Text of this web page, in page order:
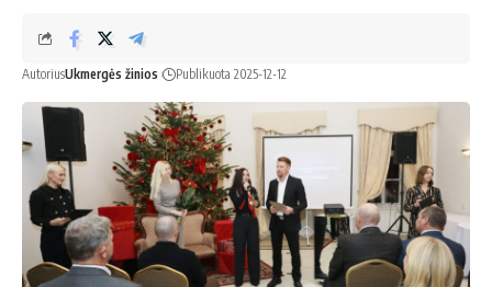
AutoriusUkmergės žinios Publikuota 2025-12-12